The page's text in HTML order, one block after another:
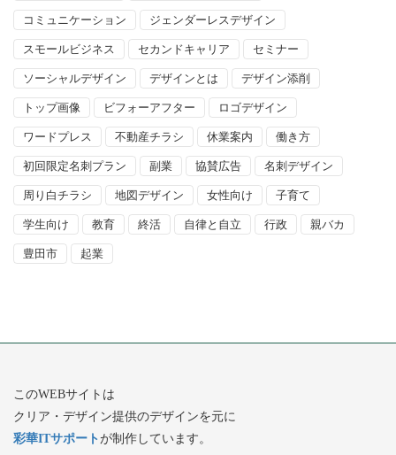
コミュニケーション ジェンダーレスデザイン
スモールビジネス セカンドキャリア セミナー
ソーシャルデザイン デザインとは デザイン添削
トップ画像 ビフォーアフター ロゴデザイン
ワードプレス 不動産チラシ 休業案内 働き方
初回限定名刺プラン 副業 協賛広告 名刺デザイン
周り白チラシ 地図デザイン 女性向け 子育て
学生向け 教育 終活 自律と自立 行政 親バカ
豊田市 起業
このWEBサイトは
クリア・デザイン提供のデザインを元に
彩華ITサポートが制作しています。